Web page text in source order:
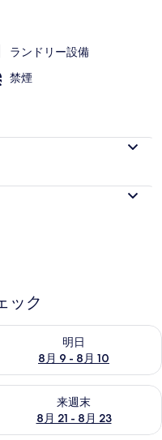
ランドリー設備
禁煙
ック
ク
明日
8月 9 - 8月 10
8月 9 - 8月 10 の空室状
ェック
来週末
8月 21 - 8月 23
末 8月 21 - 8月 23 の空室